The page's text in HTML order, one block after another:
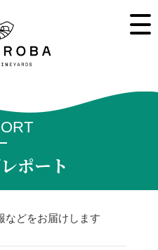
ポート
などをお届けします